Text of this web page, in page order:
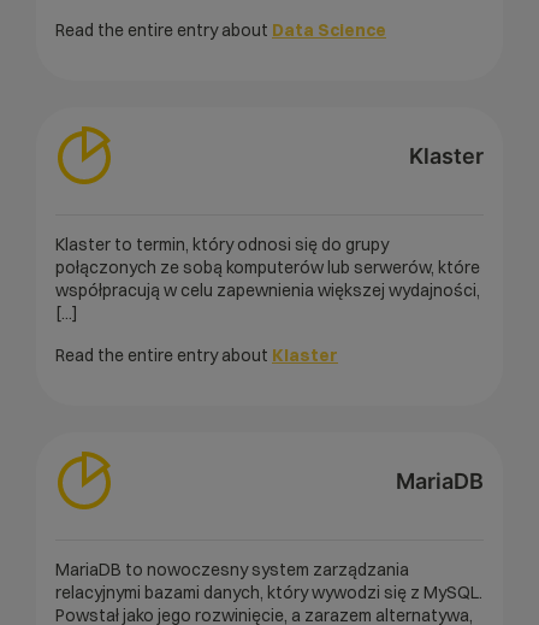
Read the entire entry about Data Science
Klaster
Klaster to termin, który odnosi się do grupy
połączonych ze sobą komputerów lub serwerów, które
współpracują w celu zapewnienia większej wydajności,
[...]
Read the entire entry about Klaster
MariaDB
MariaDB to nowoczesny system zarządzania
relacyjnymi bazami danych, który wywodzi się z MySQL.
Powstał jako jego rozwinięcie, a zarazem alternatywa,